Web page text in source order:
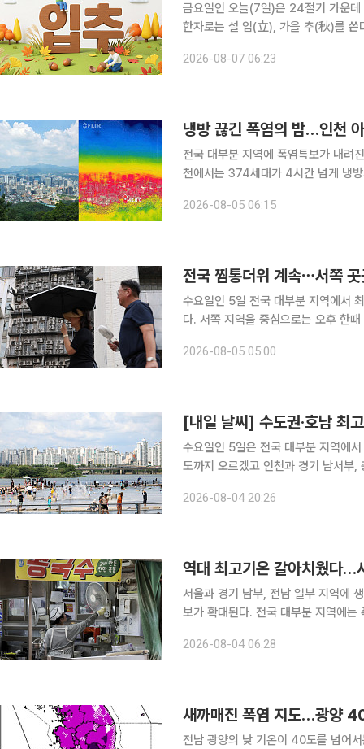
금요일인 오늘(7일)은 24절기 가운
한자로는 설 입(立), 가을 추(秋)를 쓴다. 말 그
만, 실제 날씨까지 곧바로 가을로 바
2026-08-07 06:23
냉방 끊긴 폭염의 밤…인천
전국 대부분 지역에 폭염특보가 내려
천에서는 374세대가 4시간 넘게 냉
정을 넘겨서도 이어졌다. 계양구는 4
2026-08-05 06:15
전국 찜통더위 계속⋯서쪽
수요일인 5일 전국 대부분 지역에서
다. 서쪽 지역을 중심으로는 오후 한때
역에 폭염 특보가 발효된 가운데 최
2026-08-05 05:00
[내일 날씨] 수도권·호남 최
수요일인 5일은 전국 대부분 지역에
도까지 오르겠고 인천과 경기 남서부, 충남
풍이 불면서 동쪽 지역의 기온은 최근
2026-08-04 20:26
역대 최고기온 갈아치웠다…
서울과 경기 남부, 전남 일부 지역에
보가 확대된다. 전국 대부분 지역에는
·오산·여주서부, 전남 장성·보성·여수·
2026-08-04 06:28
새까매진 폭염 지도…광양
전남 광양의 낮 기온이 40도를 넘어